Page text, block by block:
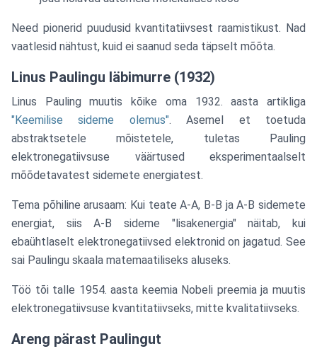
Need pionerid puudusid kvantitatiivsest raamistikust. Nad
vaatlesid nähtust, kuid ei saanud seda täpselt mõõta.
Linus Paulingu läbimurre (1932)
Linus Pauling muutis kõike oma 1932. aasta artikliga
"Keemilise sideme olemus". Asemel et toetuda
abstraktsetele mõistetele, tuletas Pauling
elektronegatiivsuse väärtused eksperimentaalselt
mõõdetavatest sidemete energiatest.
Tema põhiline arusaam: Kui teate A-A, B-B ja A-B sidemete
energiat, siis A-B sideme "lisakenergia" näitab, kui
ebaühtlaselt elektronegatiivsed elektronid on jagatud. See
sai Paulingu skaala matemaatiliseks aluseks.
Töö tõi talle 1954. aasta keemia Nobeli preemia ja muutis
elektronegatiivsuse kvantitatiivseks, mitte kvalitatiivseks.
Areng pärast Paulingut